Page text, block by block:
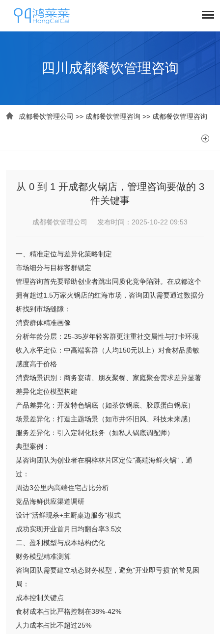
四川成都餐饮管理咨询
 成都餐饮管理公司 >> 成都餐饮管理咨询 >> 成都餐饮管理咨询

从 0 到 1 开成都火锅店，管理咨询要做的 3
件关键事
成都餐饮管理公司 发布时间：2025-10-22 09:53
一、精准定位与差异化策略制定
市场细分与目标客群锁定
管理咨询首先要帮助创业者跳出同质化竞争陷阱。在成都这个
拥有超过1.5万家火锅店的红海市场，咨询团队需要通过数据分
析找到市场缝隙：
消费群体精准画像
分析年龄分层：25-35岁年轻客群更注重社交属性与打卡环境
收入水平定位：中高端客群（人均150元以上）对食材品质敏
感度高于价格
消费场景识别：商务宴请、朋友聚餐、家庭聚会需求差异显著
差异化定位模型构建
产品差异化：开发特色锅底（如茶饮锅底、胶原蛋白锅底）
场景差异化：打造主题场景（如市井怀旧风、科技未来感）
服务差异化：引入定制化服务（如私人锅底调配师）
典型案例：
某咨询团队为创业者在桐梓林片区定位"高端海鲜火锅"，通
过：
周边3公里内高端住宅占比分析
竞品海鲜供应渠道调研
设计"活鲜现杀+主厨桌边服务"模式
成功实现开业首月日均翻台率3.5次
二、盈利模型与成本结构优化
财务模型精准测算
咨询团队需要建立动态财务模型，避免"开业即亏损"的常见困
局：
成本控制关键点
食材成本占比严格控制在38%-42%
人力成本占比不超过25%